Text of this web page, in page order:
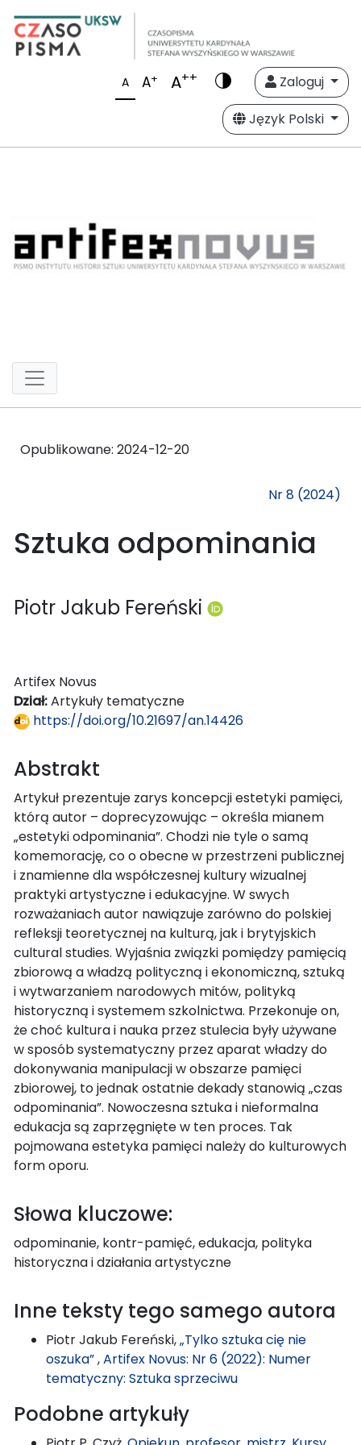
A A+ A++
Zaloguj
Język Polski
Opublikowane: 2024-12-20
Nr 8 (2024)
Sztuka odpominania
Piotr Jakub Fereński
Artifex Novus
Dział:Artykuły tematyczne
https://doi.org/10.21697/an.14426
Abstrakt
Artykuł prezentuje zarys koncepcji estetyki pamięci,
którą autor – doprecyzowując – określa mianem
„estetyki odpominania”. Chodzi nie tyle o samą
komemorację, co o obecne w przestrzeni publicznej
i znamienne dla współczesnej kultury wizualnej
praktyki artystyczne i edukacyjne. W swych
rozważaniach autor nawiązuje zarówno do polskiej
refleksji teoretycznej na kulturą, jak i brytyjskich
cultural studies. Wyjaśnia związki pomiędzy pamięcią
zbiorową a władzą polityczną i ekonomiczną, sztuką
i wytwarzaniem narodowych mitów, polityką
historyczną i systemem szkolnictwa. Przekonuje on,
że choć kultura i nauka przez stulecia były używane
w sposób systematyczny przez aparat władzy do
dokonywania manipulacji w obszarze pamięci
zbiorowej, to jednak ostatnie dekady stanowią „czas
odpominania”. Nowoczesna sztuka i nieformalna
edukacja są zaprzęgnięte w ten proces. Tak
pojmowana estetyka pamięci należy do kulturowych
form oporu.
Słowa kluczowe:
odpominanie, kontr-pamięć, edukacja, polityka
historyczna i działania artystyczne
Inne teksty tego samego autora
Piotr Jakub Fereński,„Tylko sztuka cię nie
oszuka”,Artifex Novus: Nr 6 (2022): Numer
tematyczny: Sztuka sprzeciwu
Podobne artykuły